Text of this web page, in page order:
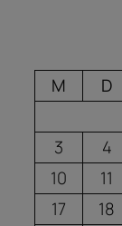
M
D
3
4
10
11
17
18